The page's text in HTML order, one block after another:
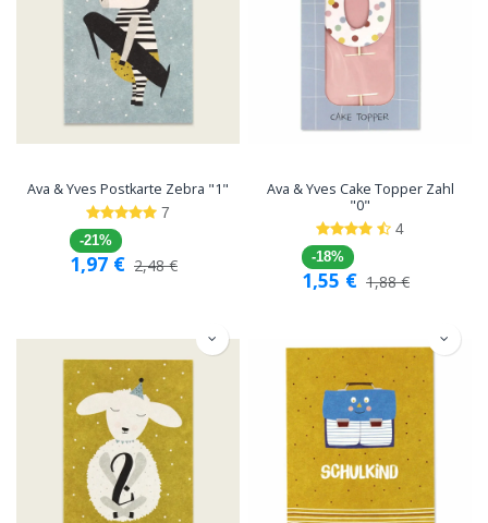
Ava & Yves Postkarte Zebra "1"
7
-21%
1,97 € 2,48€
Ava & Yves Cake Topper Zahl
"0"
4
-18%
1,55 € 1,88€